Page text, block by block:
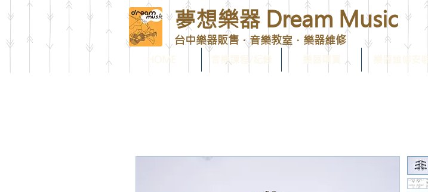
夢想樂器 Dream Music
台中樂器販售．音樂教室．樂器維修
音樂課程/紀錄 樂器購買 樂器維修安裝